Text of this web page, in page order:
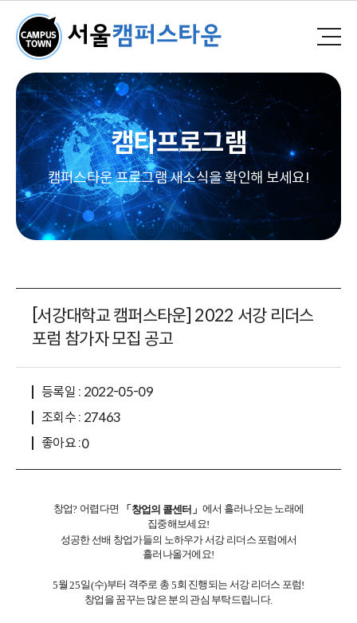
캠타프로그램
캠퍼스타운 프로그램 새소식을 확인해 보세요!
[서강대학교 캠퍼스타운] 2022 서강 리더스
포럼 참가자 모집 공고
등록일 : 2022-05-09
조회수 : 27463
좋아요 :0
창업? 어렵다면 「 창업의 콜센터 」 에서 흘러나오는 노래에
집중해보세요!
성공한 선배 창업가들의 노하우가 서강 리더스 포럼에서
흘러나올거에요!
5월25일(수)부터 격주로 총 5회 진행되는 서강 리더스 포럼!
창업을 꿈꾸는 많은 분의 관심 부탁드립니다.